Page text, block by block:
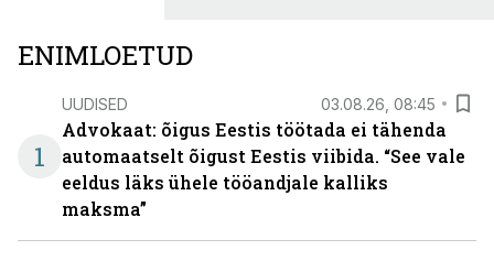
ENIMLOETUD
1
UUDISED 03.08.26, 08:45
Advokaat: õigus Eestis töötada ei tähenda
automaatselt õigust Eestis viibida. “See vale
eeldus läks ühele tööandjale kalliks
maksma”